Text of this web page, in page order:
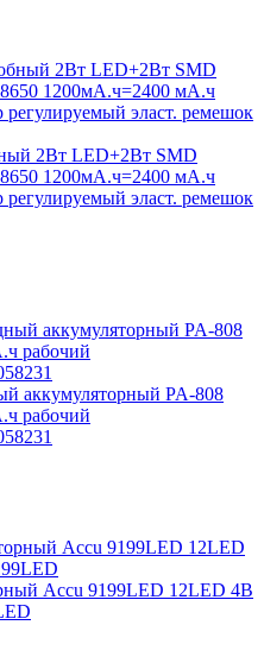
2Вт LED+2Вт SMD
1200мА.ч=2400 мА.ч
эласт. ремешок
аккумуляторный PA-808
рабочий
Accu 9199LED 12LED 4В